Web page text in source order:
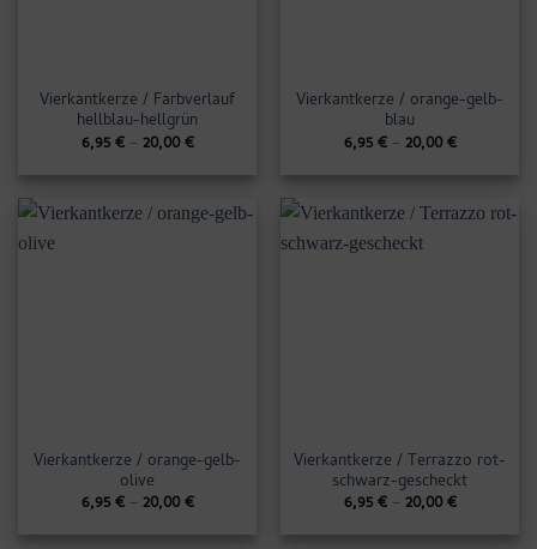
Vierkantkerze / Farbverlauf
hellblau-hellgrün
6,95€– 20,00€
Vierkantkerze / orange-gelb-
blau
6,95€– 20,00€
Vierkantkerze / orange-gelb-
olive
6,95€– 20,00€
Vierkantkerze / Terrazzo rot-
schwarz-gescheckt
6,95€– 20,00€